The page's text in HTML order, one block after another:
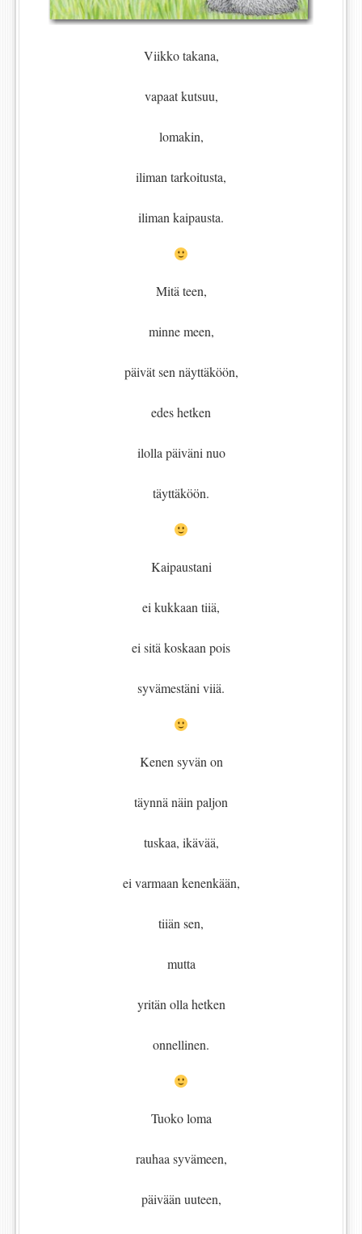
Viikko takana,
vapaat kutsuu,
lomakin,
iliman tarkoitusta,
iliman kaipausta.
Mitä teen,
minne meen,
päivät sen näyttäköön,
edes hetken
ilolla päiväni nuo
täyttäköön.
Kaipaustani
ei kukkaan tiiä,
ei sitä koskaan pois
syvämestäni viiä.
Kenen syvän on
täynnä näin paljon
tuskaa, ikävää,
ei varmaan kenenkään,
tiiän sen,
mutta
yritän olla hetken
onnellinen.
Tuoko loma
rauhaa syvämeen,
päivään uuteen,